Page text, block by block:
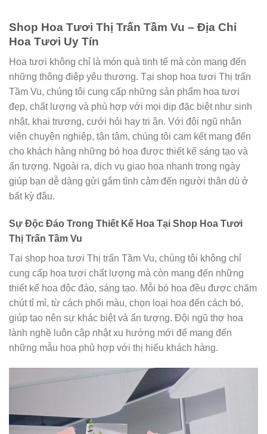
Shop Hoa Tươi Thị Trấn Tầm Vu – Địa Chỉ
Hoa Tươi Uy Tín
Hoa tươi không chỉ là món quà tinh tế mà còn mang đến
những thông điệp yêu thương. Tại shop hoa tươi Thị trấn
Tầm Vu, chúng tôi cung cấp những sản phẩm hoa tươi
đẹp, chất lượng và phù hợp với mọi dịp đặc biệt như sinh
nhật, khai trương, cưới hỏi hay tri ân. Với đội ngũ nhân
viên chuyên nghiệp, tận tâm, chúng tôi cam kết mang đến
cho khách hàng những bó hoa được thiết kế sáng tạo và
ấn tượng. Ngoài ra, dịch vụ giao hoa nhanh trong ngày
giúp bạn dễ dàng gửi gắm tình cảm đến người thân dù ở
bất kỳ đâu.
Sự Độc Đáo Trong Thiết Kế Hoa Tại Shop Hoa Tươi
Thị Trấn Tầm Vu
Tại shop hoa tươi Thị trấn Tầm Vu, chúng tôi không chỉ
cung cấp hoa tươi chất lượng mà còn mang đến những
thiết kế hoa độc đáo, sáng tạo. Mỗi bó hoa đều được chăm
chút tỉ mỉ, từ cách phối màu, chọn loại hoa đến cách bó,
giúp tạo nên sự khác biệt và ấn tượng. Đội ngũ thợ hoa
lành nghề luôn cập nhật xu hướng mới để mang đến
những mẫu hoa phù hợp với thị hiếu khách hàng.